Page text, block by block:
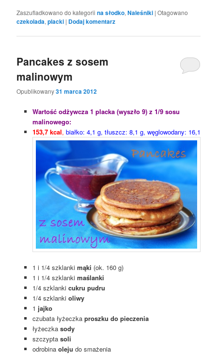
Zaszufladkowano do kategorii na słodko,Naleśniki |Otagowano
czekolada,placki | Dodaj komentarz
Pancakes z sosem
malinowym
Opublikowany31 marca 2012
Wartość odżywcza 1 placka (wyszło 9) z 1/9 sosu
malinowego:
153,7 kcal, białko: 4,1 g, tłuszcz: 8,1 g, węglowodany: 16,1
1 i 1/4 szklankimąki (ok. 160 g)
1 i 1/4 szklanki maślanki
1/4 szklanki cukru pudru
1/4 szklanki oliwy
1 jajko
czubata łyżeczka proszku do pieczenia
łyżeczkasody
szczypta soli
odrobina oleju do smażenia